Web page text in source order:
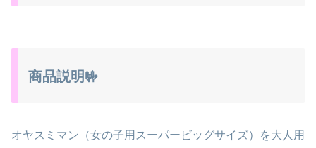
商品説明🤟
オヤスミマン（女の子用スーパービッグサイズ）を大人用